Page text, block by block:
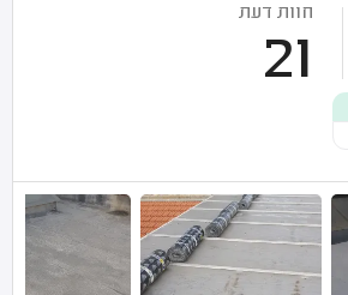
חוות דעת
21